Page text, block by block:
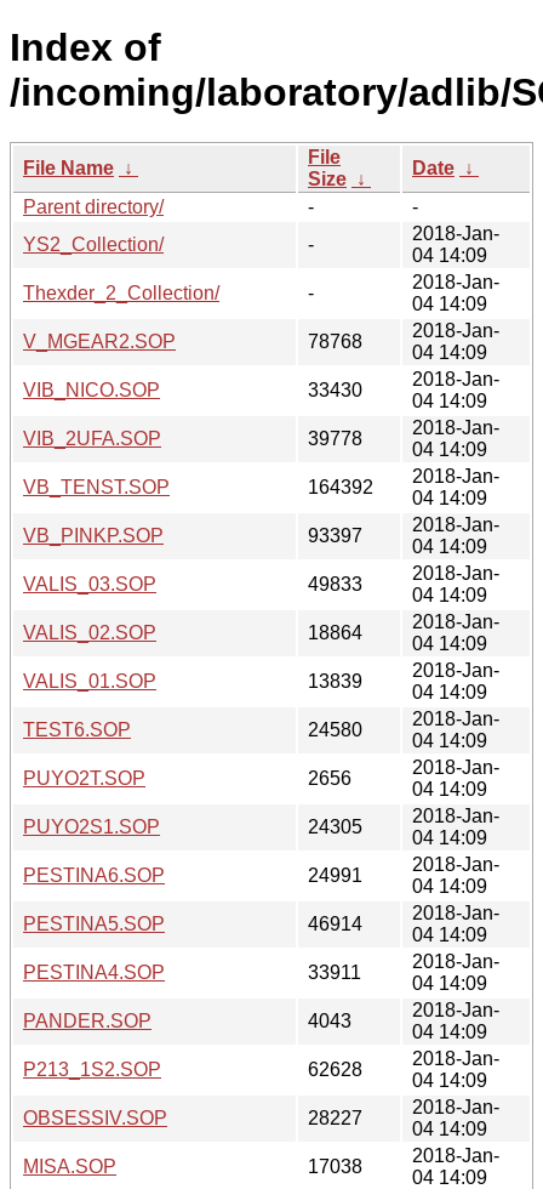
Index of
/incoming/laboratory/adlib/
File Name ↓
File
Size ↓
Date ↓
Parent directory/
-
-
YS2_Collection/
-
2018-Jan-
04 14:09
Thexder_2_Collection/
-
2018-Jan-
04 14:09
V_MGEAR2.SOP
78768
2018-Jan-
04 14:09
VIB_NICO.SOP
33430
2018-Jan-
04 14:09
VIB_2UFA.SOP
39778
2018-Jan-
04 14:09
VB_TENST.SOP
164392
2018-Jan-
04 14:09
VB_PINKP.SOP
93397
2018-Jan-
04 14:09
VALIS_03.SOP
49833
2018-Jan-
04 14:09
VALIS_02.SOP
18864
2018-Jan-
04 14:09
VALIS_01.SOP
13839
2018-Jan-
04 14:09
TEST6.SOP
24580
2018-Jan-
04 14:09
PUYO2T.SOP
2656
2018-Jan-
04 14:09
PUYO2S1.SOP
24305
2018-Jan-
04 14:09
PESTINA6.SOP
24991
2018-Jan-
04 14:09
PESTINA5.SOP
46914
2018-Jan-
04 14:09
PESTINA4.SOP
33911
2018-Jan-
04 14:09
PANDER.SOP
4043
2018-Jan-
04 14:09
P213_1S2.SOP
62628
2018-Jan-
04 14:09
OBSESSIV.SOP
28227
2018-Jan-
04 14:09
MISA.SOP
17038
2018-Jan-
04 14:09